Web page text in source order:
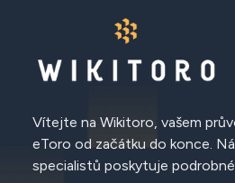
Vítejte na Wikitoro, vašem
eToro od začátku do konce.
specialistů poskytuje podrobné